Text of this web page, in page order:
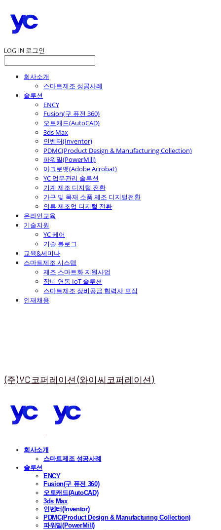
LOG IN 로그인
회사소개
스마트제조 성공사례
솔루션
ENCY
Fusion(구 퓨전 360)
오토캐드(AutoCAD)
3ds Max
인벤터(Inventor)
PDMC(Product Design & Manufacturing Collection)
파워밀(PowerMill)
아크로뱃(Adobe Acrobat)
YC 업무관리 솔루션
기계 제조 디지털 전환
가구 및 목재 소품 제조 디지털전환
의류 제조업 디지털 전환
온라인교육
기술지원
YC 케어
기술 블로그
교육&세미나
스마트제조 시스템
제조 스마트화 지원사업
장비 연동 IoT 솔루션
스마트제조 장비공급 협력사 모집
인재채용
(주)YC코퍼레이션(와이씨코퍼레이션)
회사소개
스마트제조 성공사례
솔루션
ENCY
Fusion(구 퓨전 360)
오토캐드(AutoCAD)
3ds Max
인벤터(Inventor)
PDMC(Product Design & Manufacturing Collection)
파워밀(PowerMill)